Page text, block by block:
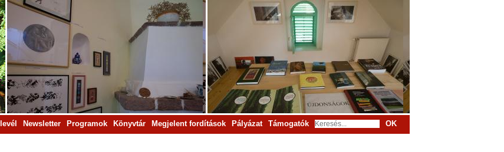
Newsletter Programok Könyvtár Megjelent fordítások Pályázat Támogatók OK